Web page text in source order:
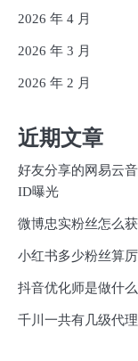
2026 年 4 月
2026 年 3 月
2026 年 2 月
近期文章
好友分享的网易云
ID曝光
微博忠实粉丝怎么
小红书多少粉丝算
抖音优化师是做什
千川一共有几级代